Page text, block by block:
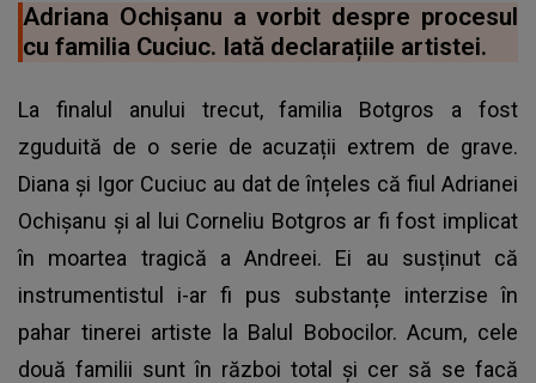
Adriana Ochișanu a vorbit despre procesul
cu familia Cuciuc. Iată declarațiile artistei.
La finalul anului trecut, familia Botgros a fost
zguduită de o serie de acuzații extrem de grave.
Diana și Igor Cuciuc au dat de înțeles că fiul Adrianei
Ochișanu și al lui Corneliu Botgros ar fi fost implicat
în moartea tragică a Andreei. Ei au susținut că
instrumentistul i-ar fi pus substanțe interzise în
pahar tinerei artiste la Balul Bobocilor. Acum, cele
două familii sunt în război total și cer să se facă